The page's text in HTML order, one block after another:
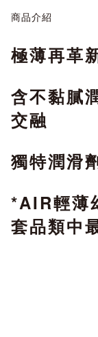
商品介紹
極薄再革
含不黏膩
交融
獨特潤滑
*AIR輕薄
套品類中